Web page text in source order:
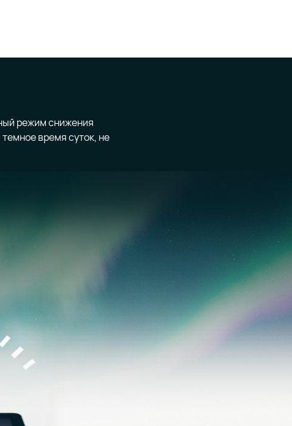
режим снижения
время суток, не